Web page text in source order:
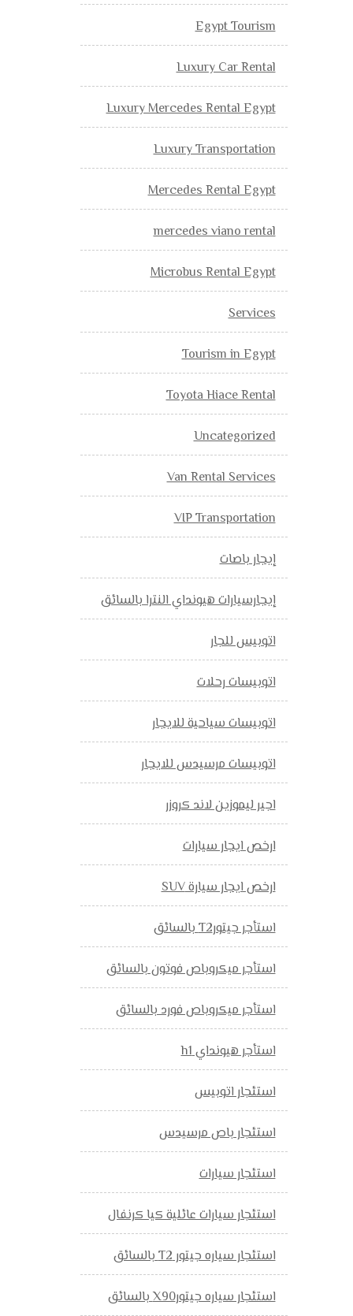
Egypt Tourism
Luxury Car Rental
Luxury Mercedes Rental Egypt
Luxury Transportation
Mercedes Rental Egypt
mercedes viano rental
Microbus Rental Egypt
Services
Tourism in Egypt
Toyota Hiace Rental
Uncategorized
Van Rental Services
VIP Transportation
إيجار باصات
إيجارسيارات هيونداي النترا بالسائق
اتوبيس للجار
اتوبيسات رحلات
اتوبيسات سياحية للايجار
اتوبيسات مرسيدس للايجار
اجير ليموزين لاند كروزر
ارخص ايجار سيارات
ارخص ايجار سيارة SUV
استأجر جيتورT2 بالسائق
استأجر ميكروباص فوتون بالسائق
استأجر ميكروباص فورد بالسائق
استأجر هيونداي h1
استئجار اتوبيس
استئجار باص مرسيدس
استئجار سيارات
استئجار سيارات عائلية كيا كرنفال
استئجار سياره جيتور T2 بالسائق
استئجار سياره جيتورX90 بالسائق